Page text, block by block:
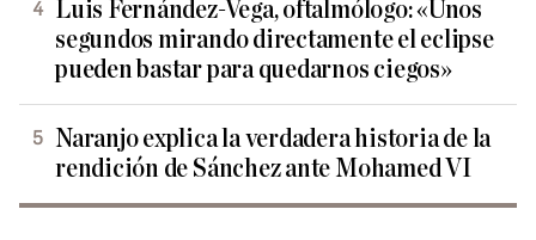
Luis Fernández-Vega, oftalmólogo: «Unos
segundos mirando directamente el eclipse
pueden bastar para quedarnos ciegos»
Naranjo explica la verdadera historia de la
rendición de Sánchez ante Mohamed VI